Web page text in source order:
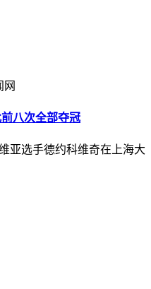
网
八次全部夺冠
亚选手德约科维奇在上海大